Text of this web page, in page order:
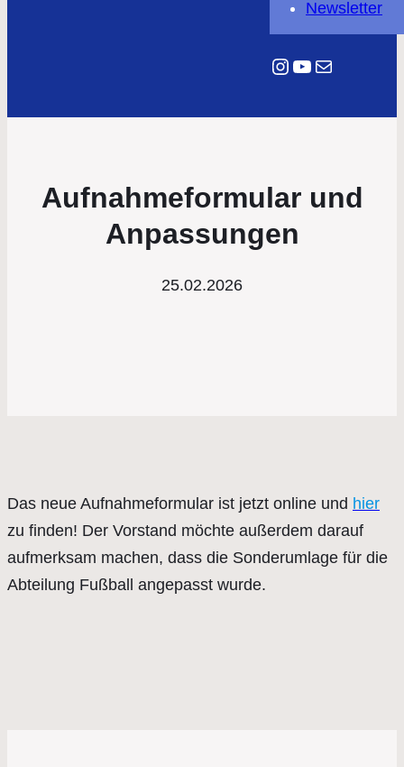
Newsletter
Instagram
YouTube
E-Mail
Aufnahmeformular und
Anpassungen
25.02.2026
Das neue Aufnahmeformular ist jetzt online und hier
zu finden! Der Vorstand möchte außerdem darauf
aufmerksam machen, dass die Sonderumlage für die
Abteilung Fußball angepasst wurde.